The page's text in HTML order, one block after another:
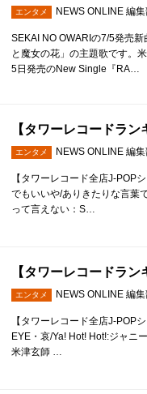
エンタメ NEWS ONLINE 編
SEKAI NO OWARIの7/5発売
と魔女の花」の主題歌です。
5日発売のNew Single『RA…
【タワーレコードラ
エンタメ NEWS ONLINE 編
【タワーレコード全店J-POP
でもいいや/ありきたりな言葉
って言えない：S…
【タワーレコードラ
エンタメ NEWS ONLINE 編
【タワーレコード全店J-POP
EYE・哀/Ya! Hot! Hot!:ジャニ
米津玄師 …